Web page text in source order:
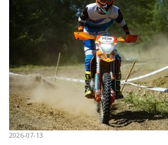
2026-07-13